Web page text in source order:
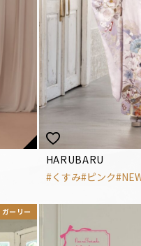
HARUBARU
くすみ ピンク
ガーリー